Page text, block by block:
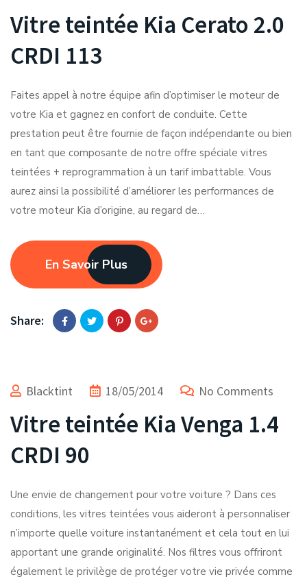
Vitre teintée Kia Cerato 2.0
CRDI 113
Faites appel à notre équipe afin d’optimiser le moteur de
votre Kia et gagnez en confort de conduite. Cette
prestation peut être fournie de façon indépendante ou bien
en tant que composante de notre offre spéciale vitres
teintées + reprogrammation à un tarif imbattable. Vous
aurez ainsi la possibilité d’améliorer les performances de
votre moteur Kia d’origine, au regard de…
En Savoir Plus
Share:
Blacktint 18/05/2014 No Comments
Vitre teintée Kia Venga 1.4
CRDI 90
Une envie de changement pour votre voiture ? Dans ces
conditions, les vitres teintées vous aideront à personnaliser
n’importe quelle voiture instantanément et cela tout en lui
apportant une grande originalité. Nos filtres vous offriront
également le privilège de protéger votre vie privée comme